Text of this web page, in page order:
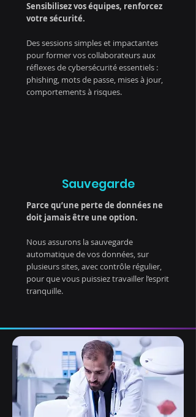
Sensibilisez vos équipes, renforcez
votre sécurité.
Des sessions simples et impactantes
pour former vos collaborateurs aux
réflexes de cybersécurité essentiels :
phishing, mots de passe, mises à jour,
comportements à risques.
Sauvegarde
Parce qu’une perte de données ne
doit jamais être une option.
Nous assurons la sauvegarde
automatique de vos données, sur
plusieurs sites, avec contrôle régulier,
pour que vous puissiez travailler l’esprit
tranquille.